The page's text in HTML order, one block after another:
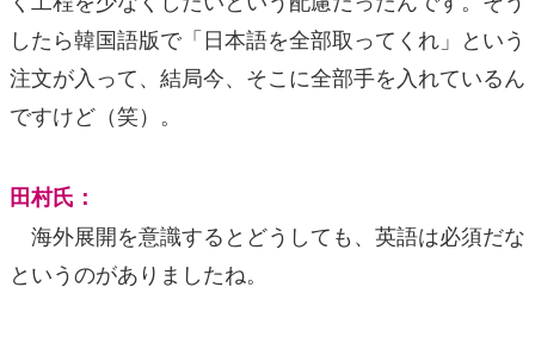
したら韓国語版で「日本語を全部取ってくれ」という
注文が入って、結局今、そこに全部手を入れているん
ですけど（笑）。
田村氏：
海外展開を意識するとどうしても、英語は必須だな
というのがありましたね。